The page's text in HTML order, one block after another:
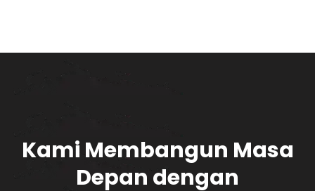
Kami Membangun Masa
Depan dengan